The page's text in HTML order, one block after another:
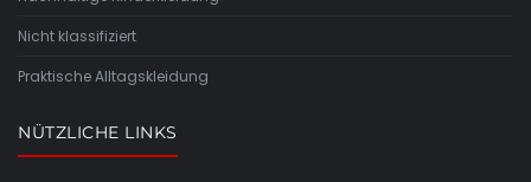
Nicht klassifiziert
Praktische Alltagskleidung
NÜTZLICHE LINKS